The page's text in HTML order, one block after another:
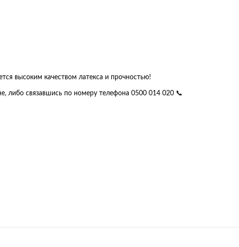
высоким качеством латекса и прочностью!
либо связавшись по номеру телефона 0500 014 020 📞